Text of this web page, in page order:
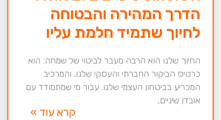
הדרך המהירה והבטוחה
לחיוך שתמיד חלמת עליו
החיוך שלנו הוא הרבה מעבר לביטוי של שמחה; הוא
כרטיס הביקור החברתי והעסקי שלנו, והמרכיב
המכריע בביטחון העצמי שלנו. עבור מי שמתמודד עם
אובדן שיניים,
קרא עוד »